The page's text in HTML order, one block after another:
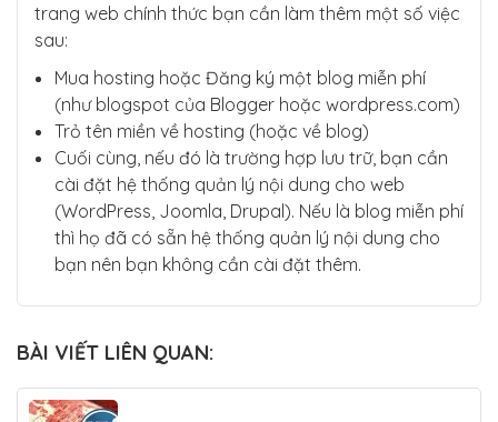
trang web chính thức bạn cần làm thêm một số việc
sau:
Mua hosting hoặc Đăng ký một blog miễn phí
(như blogspot của Blogger hoặc wordpress.com)
Trỏ tên miền về hosting (hoặc về blog)
Cuối cùng, nếu đó là trường hợp lưu trữ, bạn cần
cài đặt hệ thống quản lý nội dung cho web
(WordPress, Joomla, Drupal). Nếu là blog miễn phí
thì họ đã có sẵn hệ thống quản lý nội dung cho
bạn nên bạn không cần cài đặt thêm.
BÀI VIẾT LIÊN QUAN: